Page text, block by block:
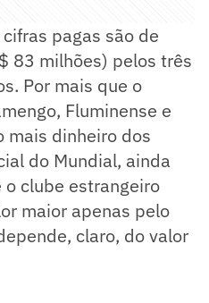
pagas são de
83 milhões) pelos três
Por mais que o
Fluminense e
mais dinheiro dos
do Mundial, ainda
clube estrangeiro
maior apenas pelo
claro, do valor